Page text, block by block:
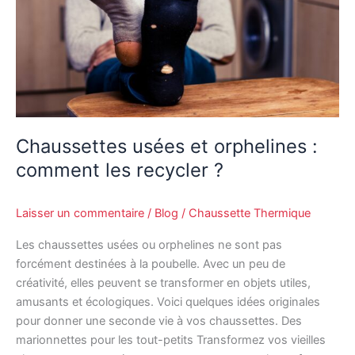
Chaussettes usées et orphelines :
comment les recycler ?
Laisser un commentaire / Blog / Chaussette Thermique
Les chaussettes usées ou orphelines ne sont pas
forcément destinées à la poubelle. Avec un peu de
créativité, elles peuvent se transformer en objets utiles,
amusants et écologiques. Voici quelques idées originales
pour donner une seconde vie à vos chaussettes. Des
marionnettes pour les tout-petits Transformez vos vieilles
comment